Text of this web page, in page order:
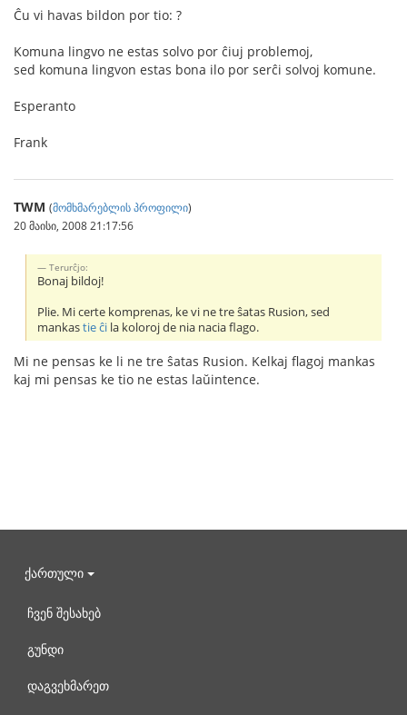
Ĉu vi havas bildon por tio: ?
Komuna lingvo ne estas solvo por ĉiuj problemoj,
sed komuna lingvon estas bona ilo por serĉi solvoj komune.
Esperanto
Frank
TWM (მომხმარებლის პროფილი)
20 მაისი, 2008 21:17:56
Terurĉjo:
Bonaj bildoj!
Plie. Mi certe komprenas, ke vi ne tre ŝatas Rusion, sed
mankastie ĉi la koloroj de nia nacia flago.
Mi ne pensas ke li ne tre ŝatas Rusion. Kelkaj flagoj mankas
kaj mi pensas ke tio ne estas laŭintence.
ქართული
ჩვენ შესახებ
გუნდი
დაგვეხმარეთ